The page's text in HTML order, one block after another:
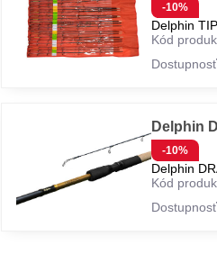
-10%
Delphin
Kód
Delphin
-10%
Delphin
Kód